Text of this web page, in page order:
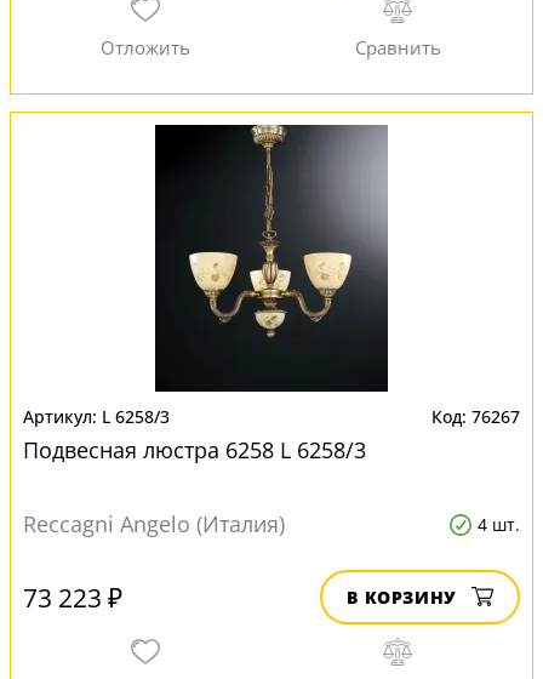
L 6258/3 76267
Подвесная люстра 6258 L 6258/3
Reccagni Angelo (Италия) 4 шт.
73 223 ₽ В КОРЗИНУ